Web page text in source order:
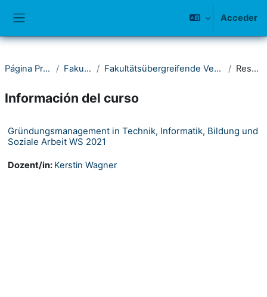
Acceder
Página Principal Fakultät III Fakultätsübergreifende Veranstaltungen Resumen
Información del curso
Gründungsmanagement in Technik, Informatik, Bildung und
Soziale Arbeit WS 2021
Dozent/in: Kerstin Wagner